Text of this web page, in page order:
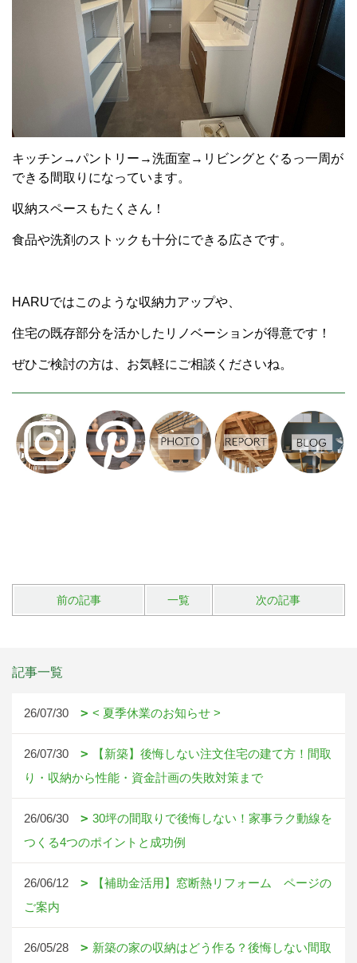
キッチン→パントリー→洗面室→リビングとぐるっ一周が
できる間取りになっています。
収納スペースもたくさん！
食品や洗剤のストックも十分にできる広さです。
HARUではこのような収納力アップや、
住宅の既存部分を活かしたリノベーションが得意です！
ぜひご検討の方は、お気軽にご相談くださいね。
前の記事 一覧 次の記事
記事一覧
26/07/30 < 夏季休業のお知らせ >
26/07/30
【新築】後悔しない注文住宅の建て方！間取
り・収納から性能・資金計画の失敗対策まで
26/06/30
30坪の間取りで後悔しない！家事ラク動線を
つくる4つのポイントと成功例
26/06/12
【補助金活用】窓断熱リフォーム ページの
ご案内
26/05/28
新築の家の収納はどう作る？後悔しない間取